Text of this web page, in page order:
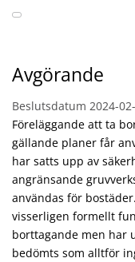
Avgörande
Beslutsdatum 2024-
Föreläggande att ta
gällande planer får
har satts upp av
angränsande
användas för
visserligen formellt
borttagande men har
bedömts som alltför